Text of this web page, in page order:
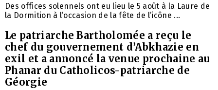
Des offices solennels ont eu lieu le 5 août à la Laure de
la Dormition à l’occasion de la fête de l’icône ...
Le patriarche Bartholomée a reçu le
chef du gouvernement d’Abkhazie en
exil et a annoncé la venue prochaine au
Phanar du Catholicos-patriarche de
Géorgie